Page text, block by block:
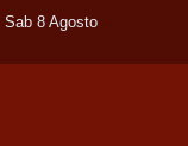
Sab 8 Agosto